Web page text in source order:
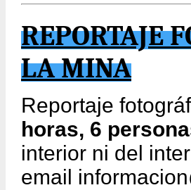
REPORTAJE
LA MINA
Reportaje
horas, 6
interior ni del
email